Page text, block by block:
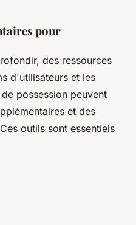
pour
des ressources
d'utilisateurs et les
possession peuvent
et des
outils sont essentiels